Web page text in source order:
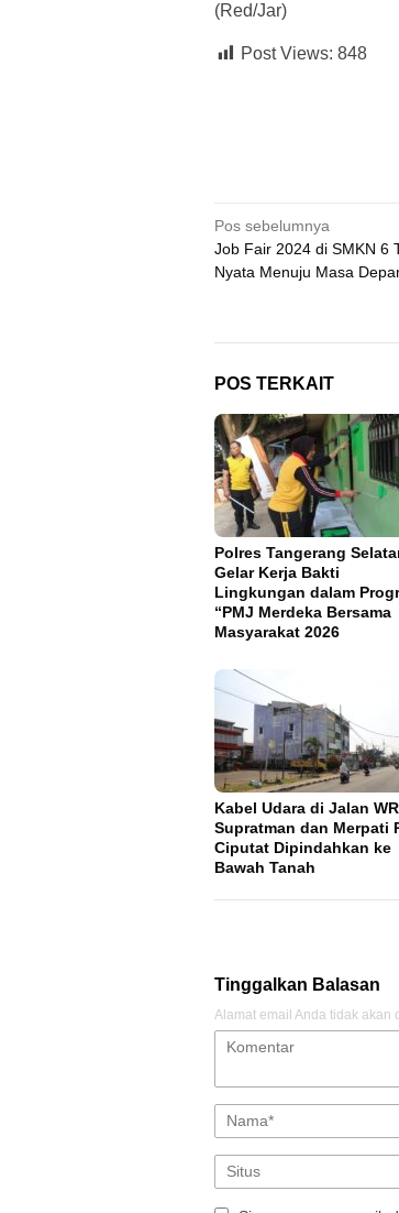
(Red/Jar)
Post Views: 848
Navigasi
pos
Pos sebelumnya
Job Fair 2024 di SMKN 6
Nyata Menuju Masa
POS TERKAIT
Polres Tangerang
Gelar Kerja Bakti
Lingkungan dalam
“PMJ Merdeka Bersama
Masyarakat 2026
Kabel Udara di Jalan WR
Supratman dan Merpati
Ciputat Dipindahkan ke
Bawah Tanah
Tinggalkan Balasan
Alamat email Anda tidak akan